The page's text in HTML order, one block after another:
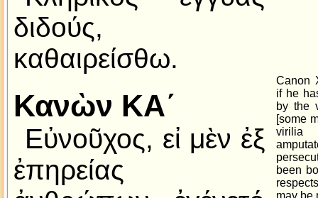
διδούς,
καθαιρείσθω.
Κανὼν ΚΑ´
Εὐνοῦχος, εἰ μὲν ἐξ
ἐπηρείας
Canon
if he
by the
[some
virilia
been
may be